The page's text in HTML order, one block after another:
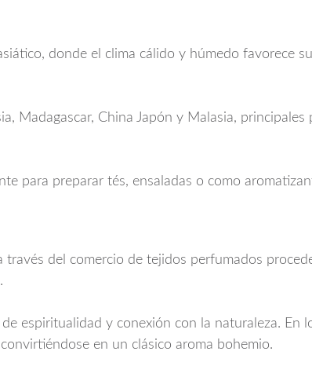
donde el clima cálido y húmedo favorece su
Madagascar, China Japón y Malasia, principales
para preparar tés, ensaladas o como
del comercio de tejidos perfumados
espiritualidad y conexión con la naturaleza. En
en un clásico aroma bohemio.